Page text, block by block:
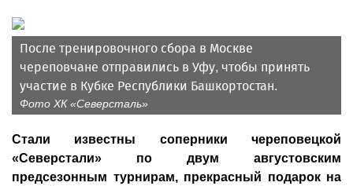
После тренировочного сбора в Москве
череповчане отправились в Уфу, чтобы принять
участие в Кубке Республики Башкортостан.
Фото ХК «Северсталь»
Стали известны соперники череповецкой
«Северстали» по двум августовским
предсезонным турнирам, прекрасный подарок на